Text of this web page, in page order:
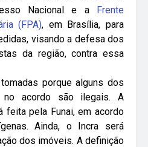
Nacional e a Frente
(FPA), em Brasília, para
visando a defesa dos
da região, contra essa
porque alguns dos
no acordo são ilegais. A
feita pela Funai, em acordo
Ainda, o Incra será
dos imóveis. A definição